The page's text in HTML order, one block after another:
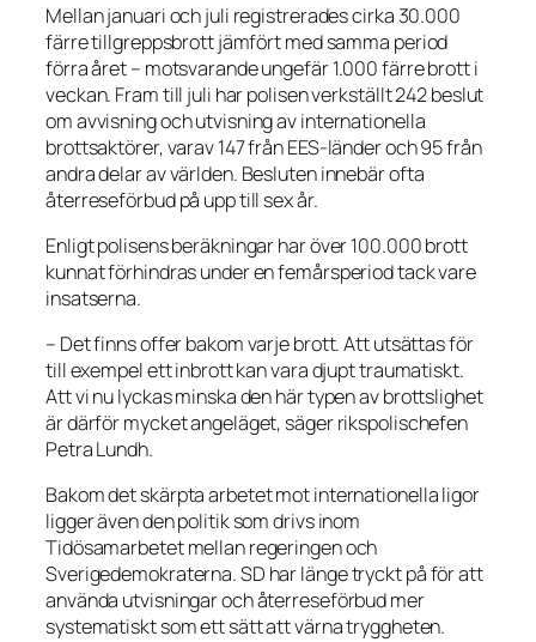
Mellan januari och juli registrerades cirka 30.000
färre tillgreppsbrott jämfört med samma period
förra året – motsvarande ungefär 1.000 färre brott i
veckan. Fram till juli har polisen verkställt 242 beslut
om avvisning och utvisning av internationella
brottsaktörer, varav 147 från EES-länder och 95 från
andra delar av världen. Besluten innebär ofta
återreseförbud på upp till sex år.
Enligt polisens beräkningar har över 100.000 brott
kunnat förhindras under en femårsperiod tack vare
insatserna.
– Det finns offer bakom varje brott. Att utsättas för
till exempel ett inbrott kan vara djupt traumatiskt.
Att vi nu lyckas minska den här typen av brottslighet
är därför mycket angeläget, säger rikspolischefen
Petra Lundh.
Bakom det skärpta arbetet mot internationella ligor
ligger även den politik som drivs inom
Tidösamarbetet mellan regeringen och
Sverigedemokraterna. SD har länge tryckt på för att
använda utvisningar och återreseförbud mer
systematiskt som ett sätt att värna tryggheten.